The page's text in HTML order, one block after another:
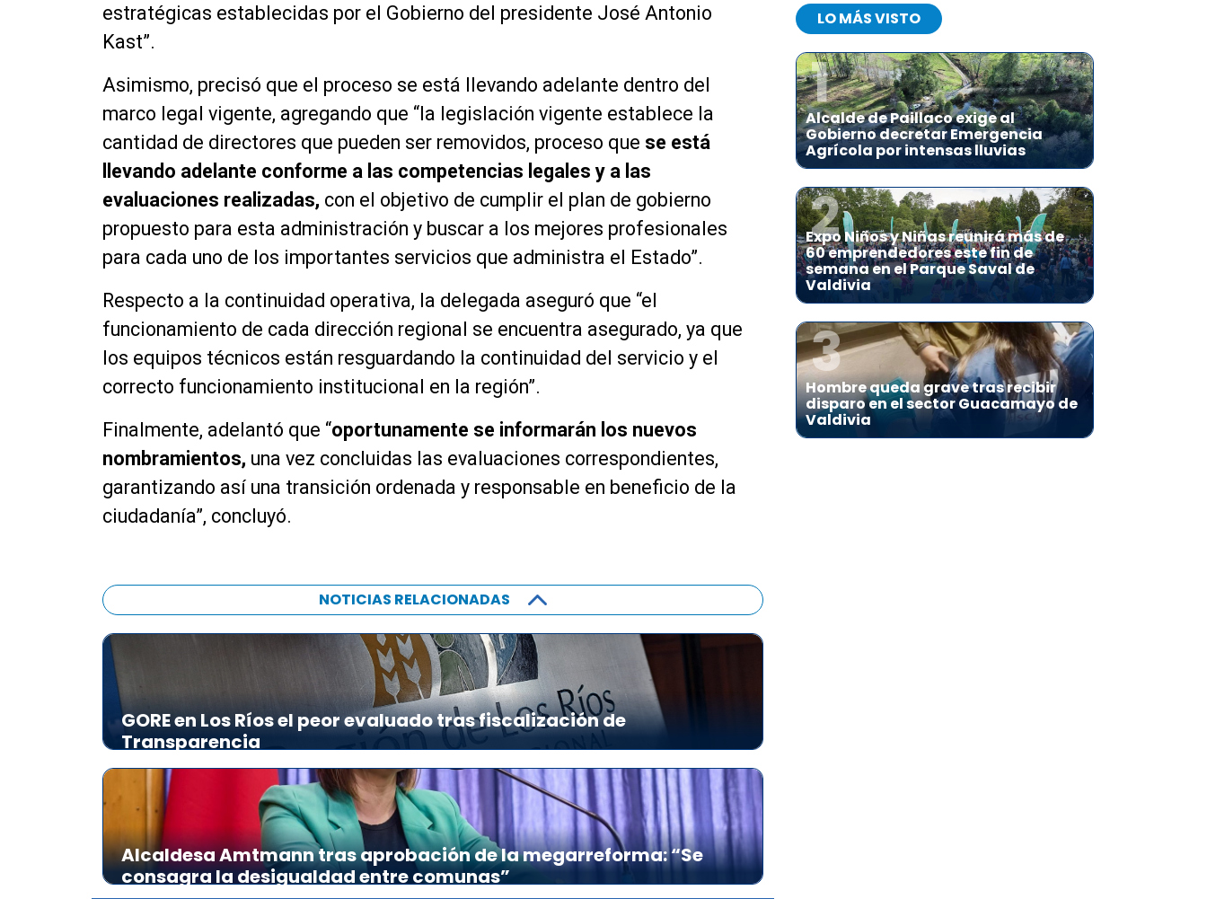
estratégicas establecidas por el Gobierno del presidente José Antonio
Kast”.
Asimismo, precisó que el proceso se está llevando adelante dentro del
marco legal vigente, agregando que “la legislación vigente establece la
cantidad de directores que pueden ser removidos, proceso que se está
llevando adelante conforme a las competencias legales y a las
evaluaciones realizadas, con el objetivo de cumplir el plan de gobierno
propuesto para esta administración y buscar a los mejores profesionales
para cada uno de los importantes servicios que administra el Estado”.
Respecto a la continuidad operativa, la delegada aseguró que “el
funcionamiento de cada dirección regional se encuentra asegurado, ya que
los equipos técnicos están resguardando la continuidad del servicio y el
correcto funcionamiento institucional en la región”.
Finalmente, adelantó que “oportunamente se informarán los nuevos
nombramientos, una vez concluidas las evaluaciones correspondientes,
garantizando así una transición ordenada y responsable en beneficio de la
ciudadanía”, concluyó.
NOTICIAS RELACIONADAS
GORE en Los Ríos el peor evaluado tras fiscalización de
Transparencia
Alcaldesa Amtmann tras aprobación de la megarreforma: “Se
consagra la desigualdad entre comunas”
LO MÁS VISTO
1
Alcalde de Paillaco exige al
Gobierno decretar Emergencia
Agrícola por intensas lluvias
2
Expo Niños y Niñas reunirá más de
60 emprendedores este fin de
semana en el Parque Saval de
Valdivia
3
Hombre queda grave tras recibir
disparo en el sector Guacamayo de
Valdivia